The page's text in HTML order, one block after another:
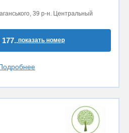
39 р-н. Центральный
177..показать номер